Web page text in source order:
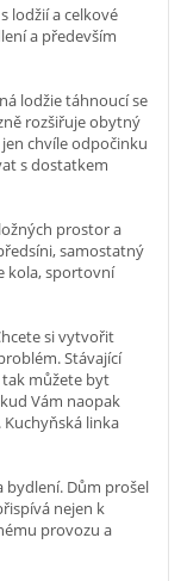
lodžií a celkové
a především
lodžie táhnoucí se
rozšiřuje obytný
chvíle odpočinku
s dostatkem
prostor a
samostatný
kola, sportovní
si vytvořit
Stávající
můžete byt
Vám naopak
linka
bydlení. Dům prošel
nejen k
provozu a